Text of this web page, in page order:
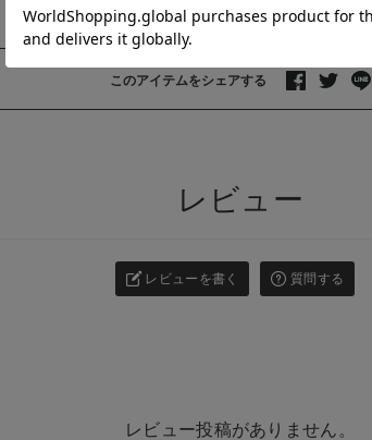
このアイテムをシェアする >
レビュー
レビューを書く 質問する
レビュー投稿がありません。